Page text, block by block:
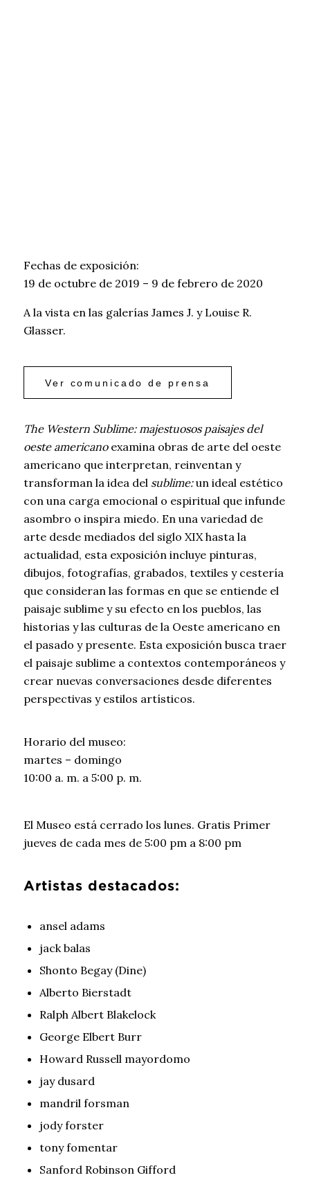
Fechas de exposición:
19 de octubre de 2019 – 9 de febrero de 2020
A la vista en las galerías James J. y Louise R.
Glasser.
Ver comunicado de prensa
The Western Sublime: majestuosos paisajes del
oeste americanoexamina obras de arte del oeste
americano que interpretan, reinventan y
transforman la idea del sublime:un ideal estético
con una carga emocional o espiritual que infunde
asombro o inspira miedo. En una variedad de
arte desde mediados del siglo XIX hasta la
actualidad, esta exposición incluye pinturas,
dibujos, fotografías, grabados, textiles y cestería
que consideran las formas en que se entiende el
paisaje sublime y su efecto en los pueblos, las
historias y las culturas de la Oeste americano en
el pasado y presente. Esta exposición busca traer
el paisaje sublime a contextos contemporáneos y
crear nuevas conversaciones desde diferentes
perspectivas y estilos artísticos.
Horario del museo:
martes – domingo
10:00 a. m. a 5:00 p. m.
El Museo está cerrado los lunes. Gratis Primer
jueves de cada mes de 5:00 pm a 8:00 pm
Artistas destacados:
ansel adams
jack balas
Shonto Begay (Dine)
Alberto Bierstadt
Ralph Albert Blakelock
George Elbert Burr
Howard Russell mayordomo
jay dusard
mandril forsman
jody forster
tony fomentar
Sanford Robinson Gifford